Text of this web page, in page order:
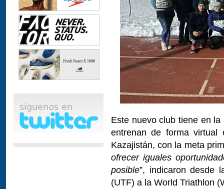
Este nuevo club tiene en
entrenan de forma
Kazajistán, con la meta
ofrecer iguales
posible”, indicaron desde
(UTF) a la World Triathlon